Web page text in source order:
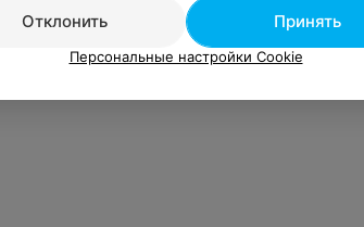
Отклонить
Принять
Персональные настройки Cookie